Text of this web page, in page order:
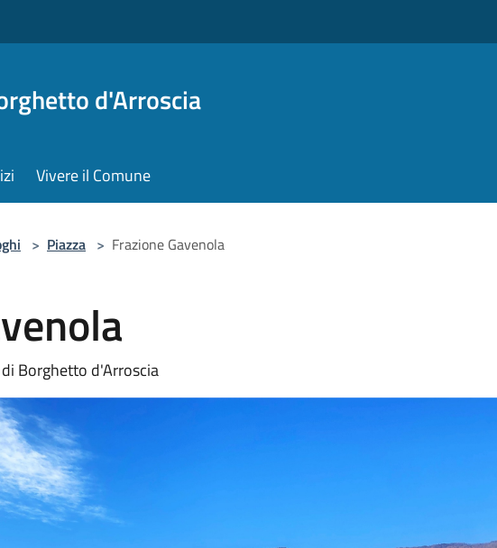
d'Arroscia
Vivere il Comune
> Piazza > Frazione Gavenola
Borghetto d'Arroscia